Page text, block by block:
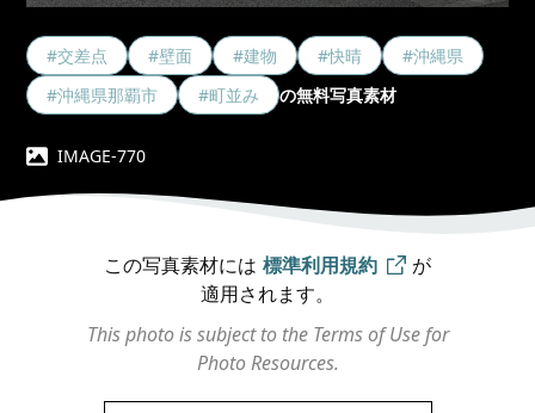
#交差点 #壁面 #建物 #快晴
#沖縄県
#沖縄県那覇市
#町並み の無料写真素材
IMAGE-770
この写真素材には 標準利用規約
が
適用されます。
This photo is subject to the Terms of Use for
Photo Resources.